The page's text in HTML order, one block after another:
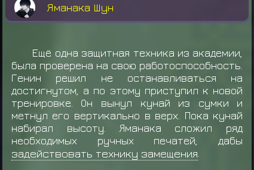
Яманака Шун
Ещё одна защитная техника из академии,
была проверена на свою работоспособность.
Генин решил не останавливаться на
достигнутом, а по этому приступил к новой
тренировке. Он вынул кунай из сумки и
метнул его вертикально в верх. Пока кунай
набирал высоту. Яманака сложил ряд
необходимых ручных печатей, дабы
задействовать технику замещения